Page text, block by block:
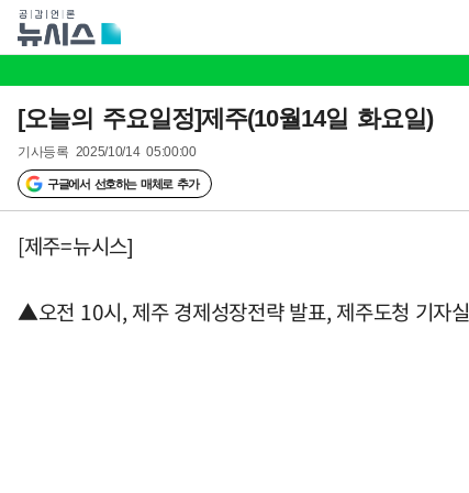
[오늘의 주요일정]제주(10월14일 화요일)
기사등록 2025/10/14 05:00:00
구글에서 선호하는 매체로 추가
[제주=뉴시스]
▲오전 10시, 제주 경제성장전략 발표, 제주도청 기자실